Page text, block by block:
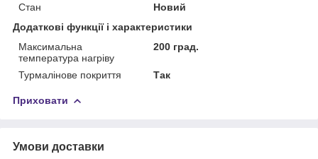
Стан
Новий
Додаткові функції і характеристики
Максимальна
температура нагріву
200 град.
Турмалінове покриття Так
Приховати
Умови доставки